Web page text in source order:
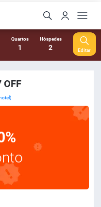
Quartos
1
Hóspedes
2 Editar
OFF